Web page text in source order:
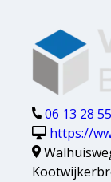
06 13 28
https://